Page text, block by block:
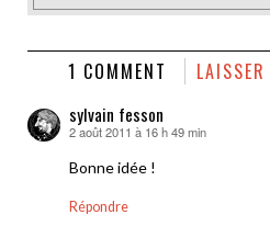
1 COMMENT
sylvain fesson
dit :
2 août 2011 à 16 h 49 min
Bonne idée !
Répondre